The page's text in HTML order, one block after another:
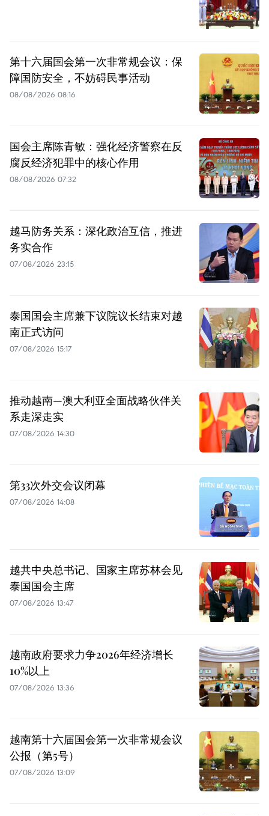
第十六届国会第一次非常规会议：保
障国防安全，不妨碍民事活动
08/08/2026 08:16
国会主席陈青敏：强化经济警察在反
腐反经济犯罪中的核心作用
08/08/2026 07:32
越马防务关系：深化政治互信，推进
务实合作
07/08/2026 23:15
泰国国会主席兼下议院议长结束对越
南正式访问
07/08/2026 15:17
推动越南—澳大利亚全面战略伙伴关
系走深走实
07/08/2026 14:30
第33次外交会议闭幕
07/08/2026 14:08
越共中央总书记、国家主席苏林会见
泰国国会主席
07/08/2026 13:47
越南政府要求力争2026年经济增长
10%以上
07/08/2026 13:36
越南第十六届国会第一次非常规会议
公报（第5号）
07/08/2026 13:09